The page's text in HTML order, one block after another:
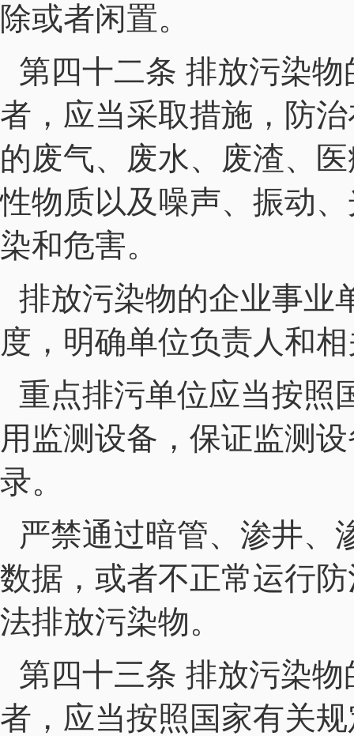
除或者闲置。
第四十二条 排放污染
者，应当采取措施，防
的废气、废水、废渣、
性物质以及噪声、振动
染和危害。
排放污染物的企业事业
度，明确单位负责人和
重点排污单位应当按照
用监测设备，保证监测
录。
严禁通过暗管、渗井、
数据，或者不正常运行
法排放污染物。
第四十三条 排放污染
者，应当按照国家有关